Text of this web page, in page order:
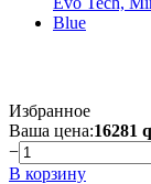
Избранное
Ваша цена:16281 q
−
В корзину